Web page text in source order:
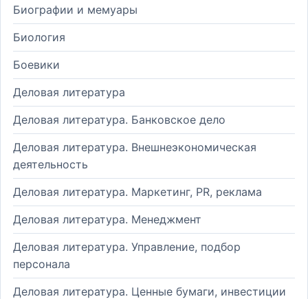
Биографии и мемуары
Биология
Боевики
Деловая литература
Деловая литература. Банковское дело
Деловая литература. Внешнеэкономическая
деятельность
Деловая литература. Маркетинг, PR, реклама
Деловая литература. Менеджмент
Деловая литература. Управление, подбор
персонала
Деловая литература. Ценные бумаги, инвестиции